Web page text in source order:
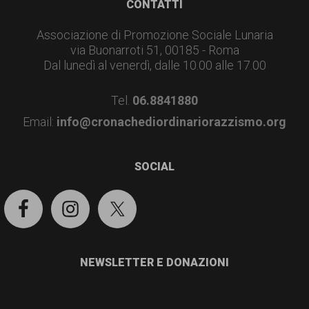
CONTATTI
Associazione di Promozione Sociale Lunaria
via Buonarroti 51, 00185 - Roma
Dal lunedì al venerdì, dalle 10.00 alle 17.00
Tel. 06.8841880
Email: info@cronachediordinariorazzismo.org
SOCIAL
NEWSLETTER E DONAZIONI